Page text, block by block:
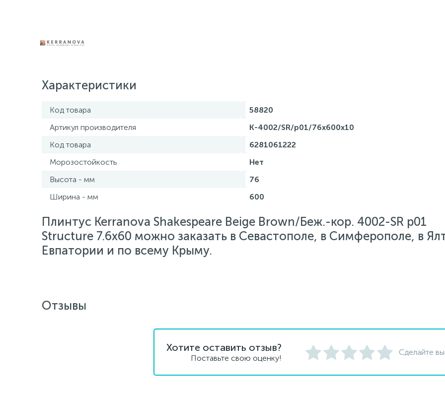
Характеристики
Код товара
58820
Артикул производителя
K-4002/SR/p01/76x600x10
Код товара
6281061222
Морозостойкость
Нет
Высота - мм
76
Ширина - мм
600
Плинтус Kerranova Shakespeare Beige Brown/Беж.-кор. 4002-SR p01
Structure 7.6x60 можно заказать в Севастополе, в Симферополе, в
Евпатории и по всему Крыму.
Отзывы
Хотите оставить отзыв?
Поставьте свою оценку!
Сделайте